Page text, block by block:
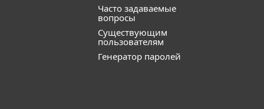
Часто задаваемые
вопросы
Существующим
пользователям
Генератор паролей